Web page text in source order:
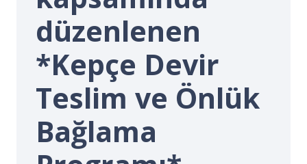
düzenlenen
*Kepçe Devir
Teslim ve Önlük
Bağlama